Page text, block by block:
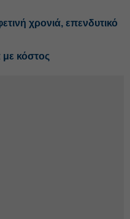
χρονιά, επενδυτικό
κόστος